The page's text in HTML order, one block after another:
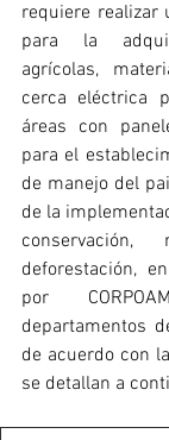
requiere realizar
para la
agrícolas,
cerca eléctrica
áreas con
para el
de manejo del
de la
deforestación,
por
departamentos
de acuerdo con
se detallan a